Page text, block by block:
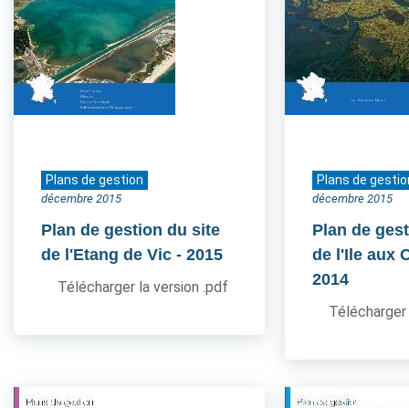
Plans de gestion
décembre 2015
Plan de gestion du site
de l'Etang de Vic - 2015
Télécharger la version .pdf
Plans de
décembre 2015
Plan de
de l'Ile aux
2014